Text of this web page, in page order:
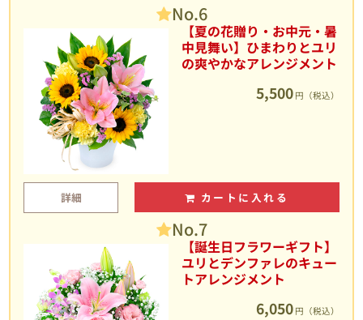
No.6
【夏の花贈り・お中元・暑
中見舞い】ひまわりとユリ
の爽やかなアレンジメント
5,500 円（税込）
詳細 カートに入れる
No.7
【誕生日フラワーギフト】
ユリとデンファレのキュー
トアレンジメント
6,050 円（税込）